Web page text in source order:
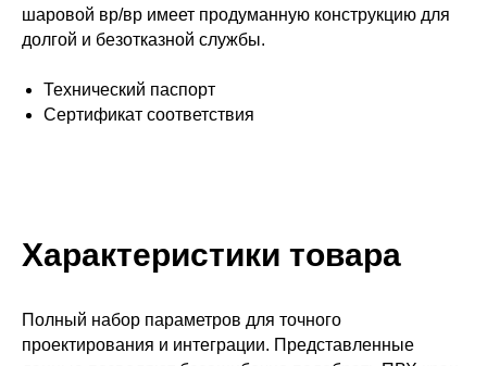
шаровой вр/вр имеет продуманную конструкцию для
долгой и безотказной службы.
Технический паспорт
Сертификат соответствия
Характеристики товара
Полный набор параметров для точного
проектирования и интеграции. Представленные